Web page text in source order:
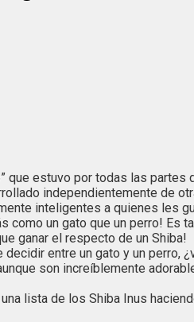
que estuvo por todas las
independientemente de
inteligentes a quienes les
como un gato que un perro!
ganar el respecto de un Shiba!
entre un gato y un
son increíblemente
lista de los Shiba Inus